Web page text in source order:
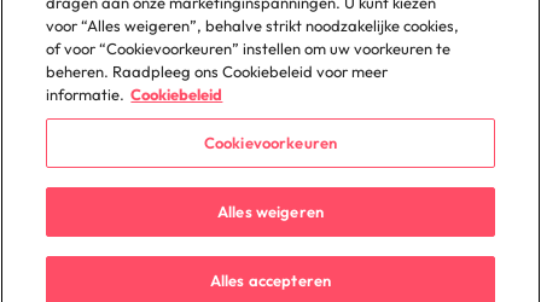
voor “Alles weigeren”, behalve strikt noodzakelijke cookies,
of voor “Cookievoorkeuren” instellen om uw voorkeuren te
beheren. Raadpleeg ons Cookiebeleid voor meer
informatie. Cookiebeleid
Cookievoorkeuren
Alles weigeren
Alles accepteren